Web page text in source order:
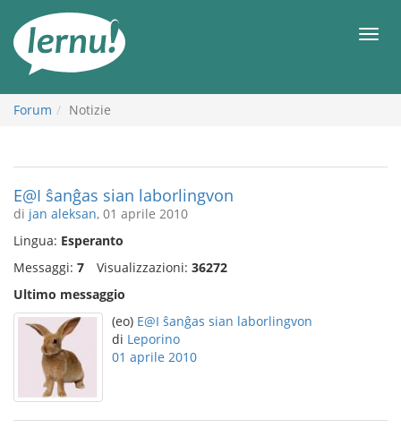
all’indice
Forum Notizie
E@I ŝanĝas sian laborlingvon
di jan aleksan, 01 aprile 2010
Lingua: Esperanto
Messaggi: 7 Visualizzazioni: 36272
Ultimo messaggio
(eo) E@I ŝanĝas sian laborlingvon
di Leporino
01 aprile 2010